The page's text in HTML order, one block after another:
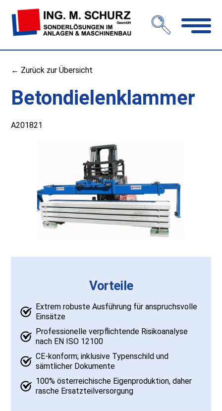
← Zurück zur Übersicht
Betondielenklammer
A201821
Vorteile
Extrem robuste Ausführung für anspruchsvolle
Einsätze
Professionelle verpflichtende Risikoanalyse
nach EN ISO 12100
CE-konform; inklusive Typenschild und
sämtlicher Dokumente
100% österreichische Eigenproduktion, daher
rasche Ersatzteilversorgung